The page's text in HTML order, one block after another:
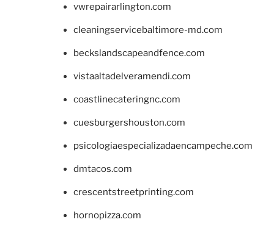
vwrepairarlington.com
cleaningservicebaltimore-md.com
beckslandscapeandfence.com
vistaaltadelveramendi.com
coastlinecateringnc.com
cuesburgershouston.com
psicologiaespecializadaencampeche.com
dmtacos.com
crescentstreetprinting.com
hornopizza.com